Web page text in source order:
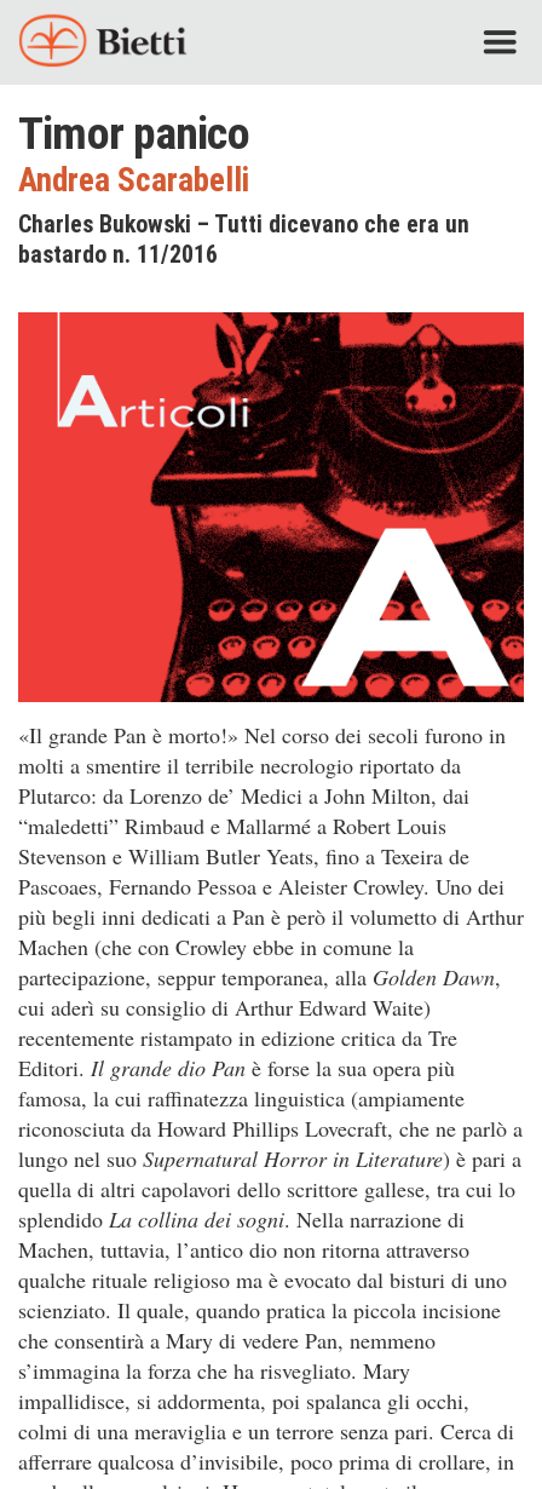
Timor panico
Andrea Scarabelli
Charles Bukowski – Tutti dicevano che era un
bastardo n. 11/2016
«Il grande Pan è morto!» Nel corso dei secoli furono in
molti a smentire il terribile necrologio riportato da
Plutarco: da Lorenzo de’ Medici a John Milton, dai
“maledetti” Rimbaud e Mallarmé a Robert Louis
Stevenson e William Butler Yeats, fino a Texeira de
Pascoaes, Fernando Pessoa e Aleister Crowley. Uno dei
più begli inni dedicati a Pan è però il volumetto di Arthur
Machen (che con Crowley ebbe in comune la
partecipazione, seppur temporanea, alla Golden Dawn,
cui aderì su consiglio di Arthur Edward Waite)
recentemente ristampato in edizione critica da Tre
Editori. Il grande dio Pan è forse la sua opera più
famosa, la cui raffinatezza linguistica (ampiamente
riconosciuta da Howard Phillips Lovecraft, che ne parlò a
lungo nel suo Supernatural Horror in Literature) è pari a
quella di altri capolavori dello scrittore gallese, tra cui lo
splendido La collina dei sogni. Nella narrazione di
Machen, tuttavia, l’antico dio non ritorna attraverso
qualche rituale religioso ma è evocato dal bisturi di uno
scienziato. Il quale, quando pratica la piccola incisione
che consentirà a Mary di vedere Pan, nemmeno
s’immagina la forza che ha risvegliato. Mary
impallidisce, si addormenta, poi spalanca gli occhi,
colmi di una meraviglia e un terrore senza pari. Cerca di
afferrare qualcosa d’invisibile, poco prima di crollare, in